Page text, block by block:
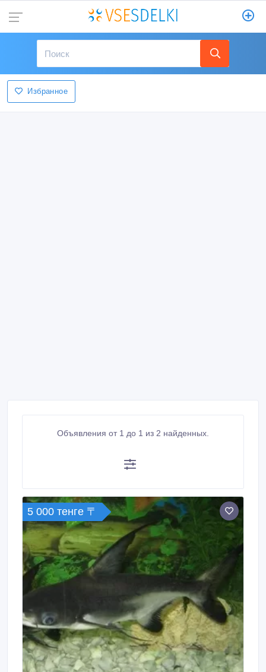
Избранное
Объявления от 1 до 1 из 2 найденных.
5 000 тенге 〒